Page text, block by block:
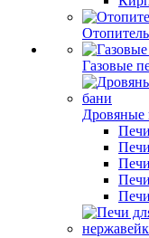
Газовые
Дровяные